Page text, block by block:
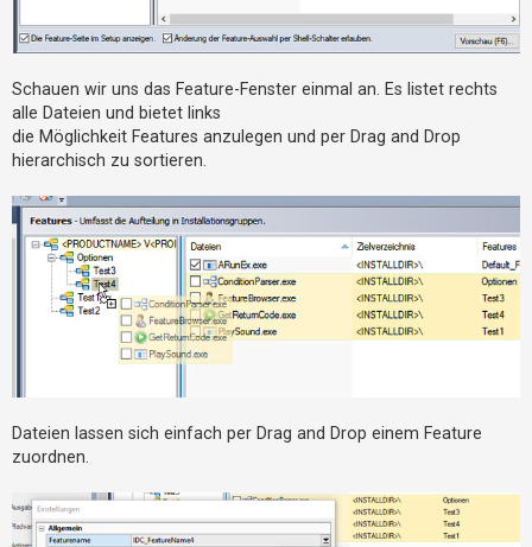
t
e
t
e
T
h
e
m
e
i
v
e
T
Schauen wir uns das Feature-Fenster einmal an. Es listet rechts
alle Dateien und bietet links
die Möglichkeit Features anzulegen und per Drag and Drop
hierarchisch zu sortieren.
Dateien lassen sich einfach per Drag and Drop einem Feature
zuordnen.